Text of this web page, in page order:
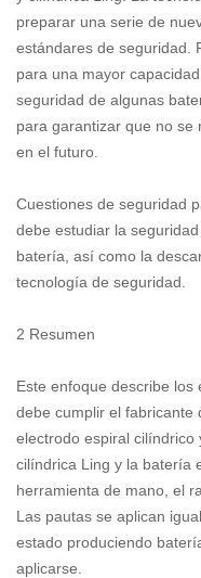
preparar una serie de
estándares de seguridad.
para una mayor
seguridad de algunas
para garantizar que no se
en el futuro.
Cuestiones de seguridad
debe estudiar la
batería, así como la
tecnología de seguridad.
2 Resumen
Este enfoque describe
debe cumplir el fabricante
electrodo espiral
cilíndrica Ling y la batería
herramienta de mano, el
Las pautas se aplican
estado produciendo
aplicarse.